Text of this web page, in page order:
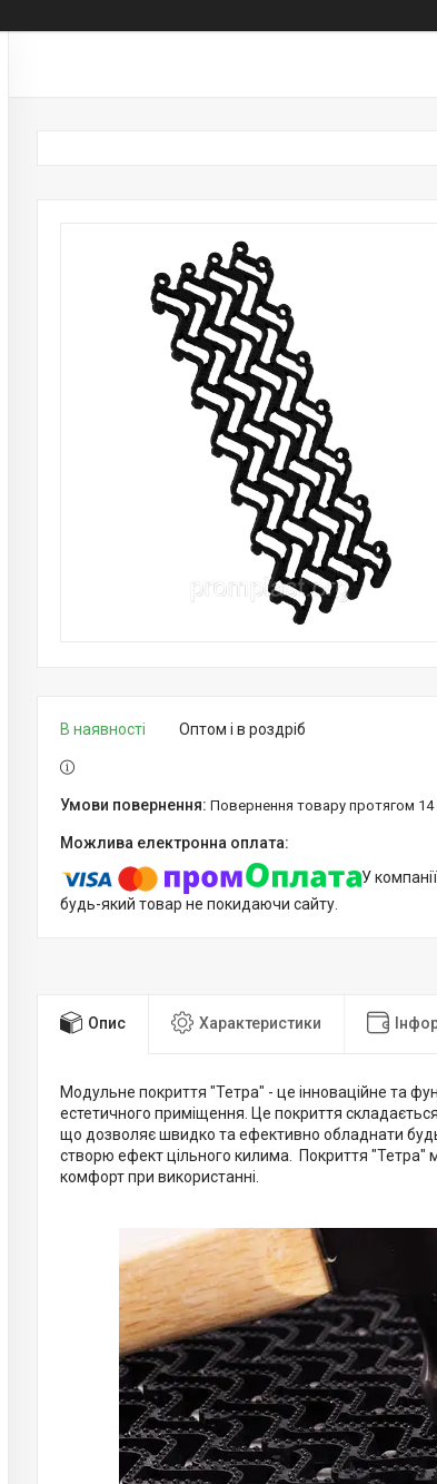
В наявності Оптом і в роздріб
повернення товару протягом 14
У
будь-який товар не покидаючи сайту.
Опис Характеристики
Модульне покриття "Тетра" - це інноваційне та
естетичного приміщення. Це покриття
що дозволяє швидко та ефективно обладнати
створю ефект цільного килима. Покриття "Тетра"
комфорт при використанні.